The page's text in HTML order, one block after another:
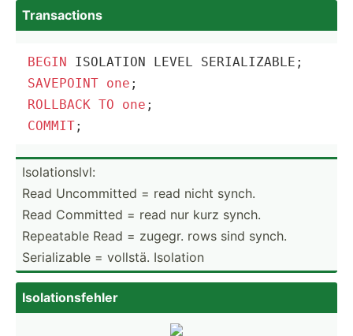
Transa­ctions
BEGIN
SAVEPOINT one
ROLLBACK TO one
COMMIT;
Isolat­ion­slvl:
Read Uncomm­itted = read nicht synch.
Read Committed = read nur kurz synch.
Repeatable Read = zugegr. rows sind synch.
Serial­izable = vollstä. Isolation
Isolat­ion­sfehler